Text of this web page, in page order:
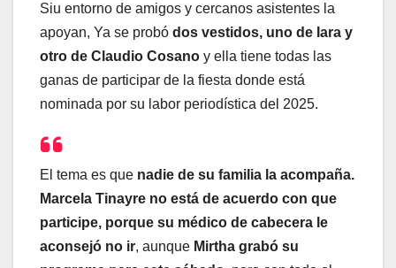
Siu entorno de amigos y cercanos asistentes la
apoyan, Ya se probó dos vestidos, uno de Iara y
otro de Claudio Cosano y ella tiene todas las
ganas de participar de la fiesta donde está
nominada por su labor periodística del 2025.
El tema es que nadie de su familia la acompaña.
Marcela Tinayre no está de acuerdo con que
participe, porque su médico de cabecera le
aconsejó no ir, aunque Mirtha grabó su